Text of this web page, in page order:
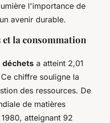
l'importance de
avenir durable.
et la consommation
déchets a atteint 2,01
chiffre souligne la
des ressources. De
de matières
atteignant 92